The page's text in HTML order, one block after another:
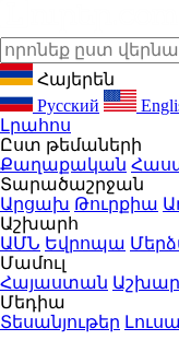
Հայերեն
Русский
Լրահոս
Ըստ թեմաների
Քաղաքական
Տարածաշրջան
Արցախ Թուրքիա
Աշխարհ
ԱՄՆ Եվրոպա
Մամուլ
Հայաստան
Մեդիա
Տեսանյութեր